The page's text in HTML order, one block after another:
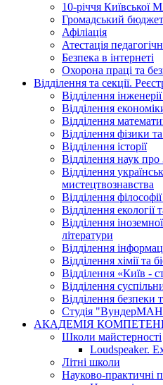
10-річчя Київської
Громадський бюджет
Афіліація
Атестація
Безпека в інтернеті
Охорона праці та
Відділення та секції.
Відділення
Відділення
Відділення
Відділення фізики
Відділення історії
Відділення наук
Відділення
мистецтвознавства
Відділення
Відділення екології
Відділення
літератури
Відділення
Відділення хімії та
Відділення «Київ -
Відділення
Відділення безпеки
Студія
АКАДЕМІЯ
Школи майстерності
Loudspeaker.
Літні школи
Науково-практичні